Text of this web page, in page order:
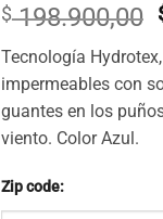
$198.900,00
Tecnología
impermeables con
guantes en los
viento. Color Azul.
Zip code: